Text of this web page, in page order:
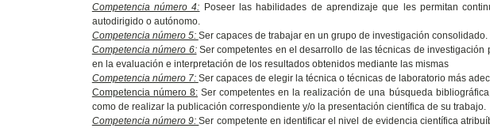
Competencia número 4: Poseer las habilidades de aprendizaje que les permitan
autodirigido o autónomo.
Competencia número 5: Ser capaces de trabajar en un grupo de investigación consolidado.
Competencia número 6:Ser competentes en el desarrollo de las técnicas de
en la evaluación e interpretación de los resultados obtenidos mediante las mismas
Competencia número 7: Ser capaces de elegir la técnica o técnicas de laboratorio más
Competencia número 8:Ser competentes en la realización de una búsqueda
como de realizar la publicación correspondiente y/o la presentación científica de su trabajo.
Competencia número 9:Ser competente en identificar el nivel de evidencia científica